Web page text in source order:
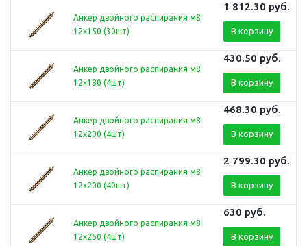
Анкер двойного распирания м8
12х150 (30шт)
1 812.30 руб.
В корзину
Анкер двойного распирания м8
12х180 (4шт)
430.50 руб.
В корзину
Анкер двойного распирания м8
12х200 (4шт)
468.30 руб.
В корзину
Анкер двойного распирания м8
12х200 (40шт)
2 799.30 руб.
В корзину
Анкер двойного распирания м8
12х250 (4шт)
630 руб.
В корзину